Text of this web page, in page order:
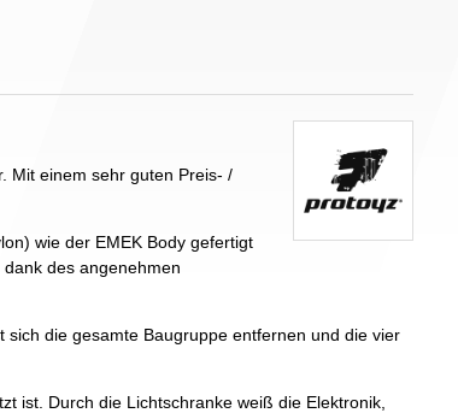
Mit einem sehr guten Preis- /
wie der EMEK Body gefertigt
des angenehmen
die gesamte Baugruppe entfernen und die vier
ist. Durch die Lichtschranke weiß die Elektronik,